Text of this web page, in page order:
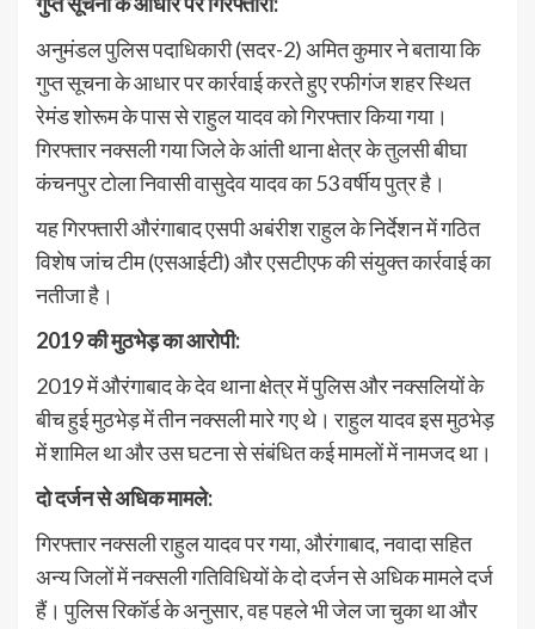
अनुमंडल पुलिस पदाधिकारी (सदर-2) अमित कुमार ने बताया कि
गुप्त सूचना के आधार पर कार्रवाई करते हुए रफीगंज शहर स्थित
रेमंड शोरूम के पास से राहुल यादव को गिरफ्तार किया गया।
गिरफ्तार नक्सली गया जिले के आंती थाना क्षेत्र के तुलसी बीघा
कंचनपुर टोला निवासी वासुदेव यादव का 53 वर्षीय पुत्र है।
यह गिरफ्तारी औरंगाबाद एसपी अबंरीश राहुल के निर्देशन में गठित
विशेष जांच टीम (एसआईटी) और एसटीएफ की संयुक्त कार्रवाई का
नतीजा है।
2019 की मुठभेड़ का आरोपी:
2019 में औरंगाबाद के देव थाना क्षेत्र में पुलिस और नक्सलियों के
बीच हुई मुठभेड़ में तीन नक्सली मारे गए थे। राहुल यादव इस मुठभेड़
में शामिल था और उस घटना से संबंधित कई मामलों में नामजद था।
दो दर्जन से अधिक मामले:
गिरफ्तार नक्सली राहुल यादव पर गया, औरंगाबाद, नवादा सहित
अन्य जिलों में नक्सली गतिविधियों के दो दर्जन से अधिक मामले दर्ज
हैं। पुलिस रिकॉर्ड के अनुसार, वह पहले भी जेल जा चुका था और